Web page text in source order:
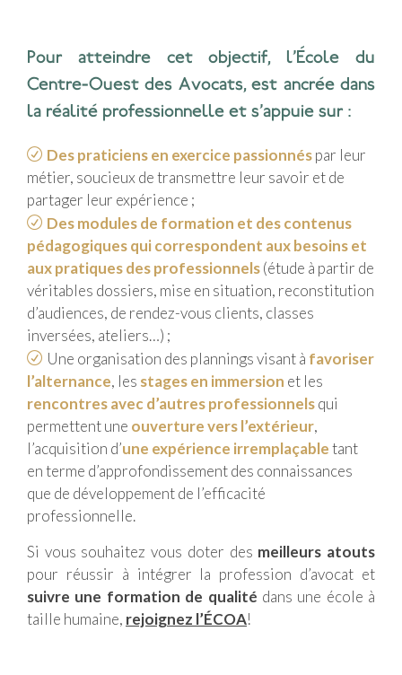
Pour atteindre cet objectif, l’École du
Centre-Ouest des Avocats, est ancrée dans
la réalité professionnelle et s’appuie sur :
Des praticiens en exercice passionnéspar leur
métier, soucieux de transmettre leur savoir et de
partager leur expérience ;
Des modules de formation et des contenus
pédagogiques qui correspondent aux besoins et
aux pratiques des professionnels(étude à partir de
véritables dossiers, mise en situation, reconstitution
d’audiences, de rendez-vous clients, classes
inversées, ateliers…) ;
Une organisation des plannings visant à favoriser
l’alternance, les stages en immersion et les
rencontres avec d’autres professionnelsqui
permettent une ouverture vers l’extérieur,
l’acquisition d’une expérience irremplaçabletant
en terme d’approfondissement des connaissances
que de développement de l’efficacité
professionnelle.
Si vous souhaitez vous doter des meilleurs atouts
pour réussir à intégrer la profession d’avocat et
suivre une formation de qualité dans une école à
taille humaine, rejoignez l’ÉCOA!